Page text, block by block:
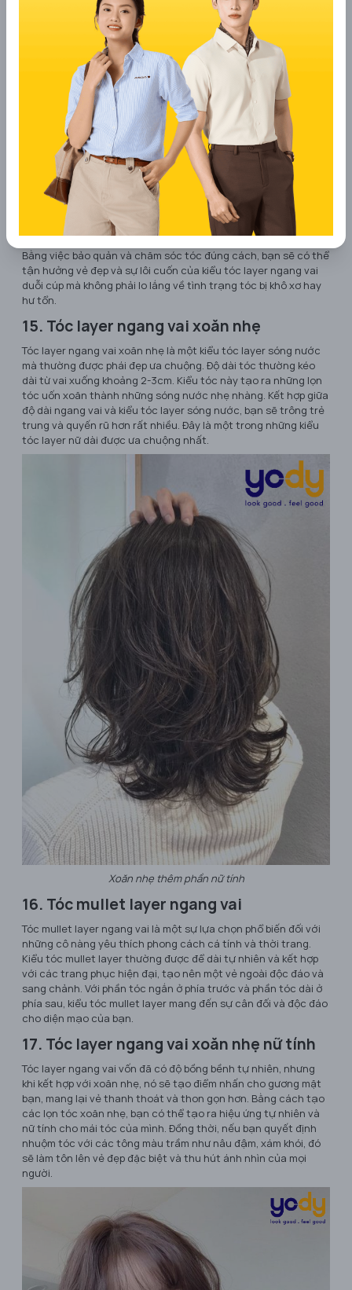
thêm sự cuốn hút và cá nhân hóa cho kiểu tóc của bạn.
14. Tóc layer ngang vai duỗi cúp
Tóc layer ngang vai duỗi cúp là một kiểu tóc layer nữ phù hợp
cho những cô gái mong muốn sở hữu mái tóc vừa thẳng mượt,
vừa có sự uốn lượn tự nhiên. Tuy nhiên, để duy trì được độ suôn
mượt và mềm mại, kiểu tóc này yêu cầu bạn dành thời gian và
công sức chăm sóc tóc thường xuyên.
Để giữ cho mái tóc luôn trông đẹp, hãy sử dụng các sản phẩm
chăm sóc tóc phù hợp như dầu dưỡng, serum chống tia nhiệt
và chất giữ nếp. Ngoài ra, hãy đảm bảo rằng tóc được chăm
sóc bằng cách sử dụng dầu gội và dầu xả phù hợp với loại tóc
của bạn. Hơn nữa, hạn chế sử dụng các thiết bị nhiệt như máy
duỗi tóc và máy uốn tóc quá thường xuyên để tránh tác động
tiêu cực lên sức khỏe tóc.
Bằng việc bảo quản và chăm sóc tóc đúng cách, bạn sẽ có thể
tận hưởng vẻ đẹp và sự lôi cuốn của kiểu tóc layer ngang vai
duỗi cúp mà không phải lo lắng về tình trạng tóc bị khô xơ hay
hư tổn.
15. Tóc layer ngang vai xoăn nhẹ
Tóc layer ngang vai xoăn nhẹ là một kiểu tóc layer sóng nước
mà thường được phái đẹp ưa chuộng. Độ dài tóc thường kéo
dài từ vai xuống khoảng 2-3cm. Kiểu tóc này tạo ra những lọn
tóc uốn xoăn thành những sóng nước nhẹ nhàng. Kết hợp giữa
độ dài ngang vai và kiểu tóc layer sóng nước, bạn sẽ trông trẻ
trung và quyến rũ hơn rất nhiều. Đây là một trong những kiểu
tóc layer nữ dài được ưa chuộng nhất.
Xoăn nhẹ thêm phần nữ tính
16. Tóc mullet layer ngang vai
Tóc mullet layer ngang vai là một sự lựa chọn phổ biến đối với
những cô nàng yêu thích phong cách cá tính và thời trang.
Kiểu tóc mullet layer thường được để dài tự nhiên và kết hợp
với các trang phục hiện đại, tạo nên một vẻ ngoài độc đáo và
sang chảnh. Với phần tóc ngắn ở phía trước và phần tóc dài ở
phía sau, kiểu tóc mullet layer mang đến sự cân đối và độc đáo
cho diện mạo của bạn.
17. Tóc layer ngang vai xoăn nhẹ nữ tính
Tóc layer ngang vai vốn đã có độ bồng bềnh tự nhiên, nhưng
khi kết hợp với xoăn nhẹ, nó sẽ tạo điểm nhấn cho gương mặt
bạn, mang lại vẻ thanh thoát và thon gọn hơn. Bằng cách tạo
các lọn tóc xoăn nhẹ, bạn có thể tạo ra hiệu ứng tự nhiên và
nữ tính cho mái tóc của mình. Đồng thời, nếu bạn quyết định
nhuộm tóc với các tông màu trầm như nâu đậm, xám khói, đó
sẽ làm tôn lên vẻ đẹp đặc biệt và thu hút ánh nhìn của mọi
người.